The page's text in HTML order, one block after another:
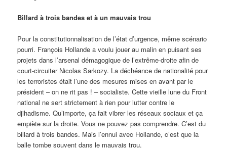
Billard à trois bandes et à un mauvais trou
Pour la constitutionnalisation de l’état d’urgence, même scénario
pourri. François Hollande a voulu jouer au malin en puisant ses
projets dans l’arsenal démagogique de l’extrême-droite afin de
court-circuiter Nicolas Sarkozy. La déchéance de nationalité pour
les terroristes était l’une des mesures mises en avant par le
président – on ne rit pas ! – socialiste. Cette vieille lune du Front
national ne sert strictement à rien pour lutter contre le
djihadisme. Qu’importe, ça fait vibrer les réseaux sociaux et ça
empiète sur la droite. Vous ne pouvez pas comprendre. C’est du
billard à trois bandes. Mais l’ennui avec Hollande, c’est que la
balle tombe souvent dans le mauvais trou.